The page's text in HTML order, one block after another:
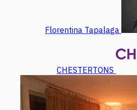
Florentina Tapalaga
CHESTERTONS